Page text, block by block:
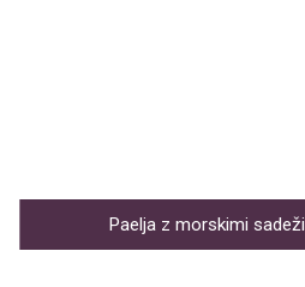
Paelja z morskimi sadeži